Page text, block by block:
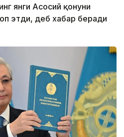
янги Асосий қонуни
этди, деб хабар беради